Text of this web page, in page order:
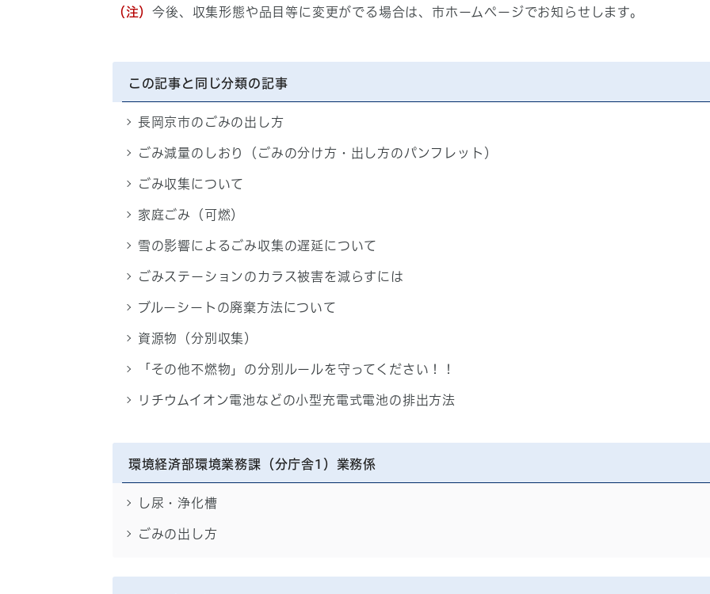
（注）今後、収集形態や品目等に変更がでる場合は、市ホームページでお知らせします。
この記事と同じ分類の記事
長岡京市のごみの出し方
ごみ減量のしおり（ごみの分け方・出し方のパンフレット）
ごみ収集について
家庭ごみ（可燃）
雪の影響によるごみ収集の遅延について
ごみステーションのカラス被害を減らすには
ブルーシートの廃棄方法について
資源物（分別収集）
「その他不燃物」の分別ルールを守ってください！！
リチウムイオン電池などの小型充電式電池の排出方法
環境経済部環境業務課（分庁舎1）業務係
し尿・浄化槽
ごみの出し方